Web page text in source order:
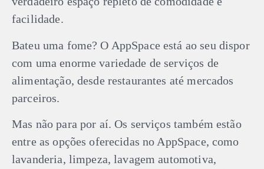
facilidade.
Bateu uma fome? O AppSpace está ao seu dispor
com uma enorme variedade de serviços de
alimentação, desde restaurantes até mercados
parceiros.
Mas não para por aí. Os serviços também estão
entre as opções oferecidas no AppSpace, como
lavanderia, limpeza, lavagem automotiva,